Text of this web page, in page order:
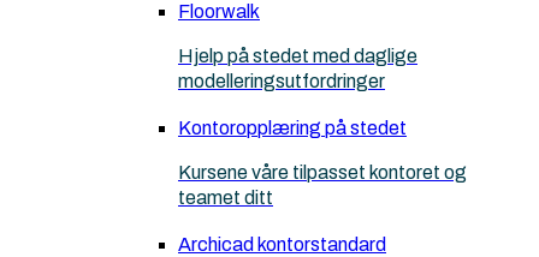
Floorwalk
Hjelp på stedet med daglige
modelleringsutfordringer
Kontoropplæring på stedet
Kursene våre tilpasset kontoret og
teamet ditt
Archicad kontorstandard